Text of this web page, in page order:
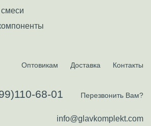
Оптовикам Доставка Контакты
68-01 Перезвонить Вам?
info@glavkomplekt.com